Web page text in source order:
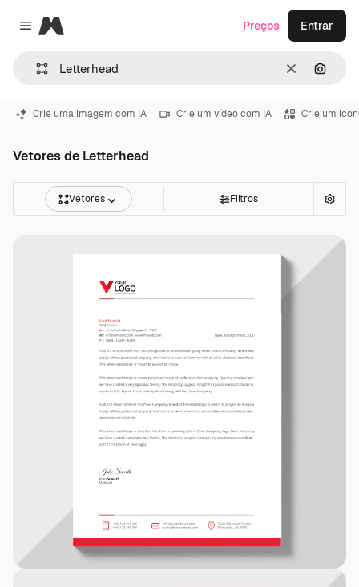
Close menu
Magnific
Limpar
Preços Entrar
Crie uma imagem com IA Crie um vídeo com IA Crie um
Vetores de Letterhead
Vetores Filtros